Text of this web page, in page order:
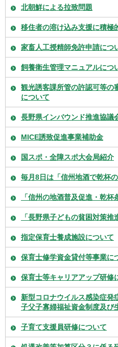
北朝鮮による拉致問題
移住者の溶け込み支援に積極
家畜人工授精師免許申請につ
飼養衛生管理マニュアルにつ
観光誘客課所管の許認可等の
について
長野県インバウンド推進協議
MICE誘致促進事業補助金
国スポ・全障スポ大会局紹介
毎月8日は「信州地酒で乾杯
「信州の地酒普及促進・乾杯
「長野県子どもの貧困対策
指定保育士養成施設について
保育士修学資金貸付等事業に
保育士等キャリアアップ研修
新型コロナウイルス感染症発
子父子寡婦福祉資金制度及び
子育て支援員研修について